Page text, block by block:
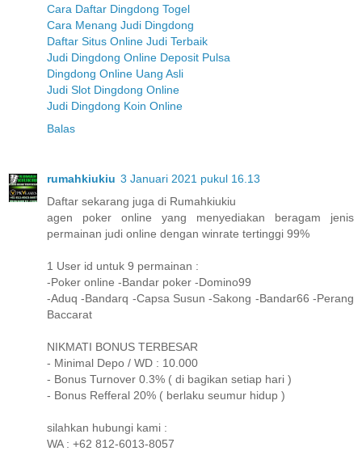
Cara Daftar Dingdong Togel
Cara Menang Judi Dingdong
Daftar Situs Online Judi Terbaik
Judi Dingdong Online Deposit Pulsa
Dingdong Online Uang Asli
Judi Slot Dingdong Online
Judi Dingdong Koin Online
Balas
rumahkiukiu 3 Januari 2021 pukul 16.13
Daftar sekarang juga di Rumahkiukiu
agen poker online yang menyediakan beragam jenis
permainan judi online dengan winrate tertinggi 99%
1 User id untuk 9 permainan :
-Poker online -Bandar poker -Domino99
-Aduq -Bandarq -Capsa Susun -Sakong -Bandar66 -Perang
Baccarat
NIKMATI BONUS TERBESAR
- Minimal Depo / WD : 10.000
- Bonus Turnover 0.3% ( di bagikan setiap hari )
- Bonus Refferal 20% ( berlaku seumur hidup )
silahkan hubungi kami :
WA : +62 812-6013-8057